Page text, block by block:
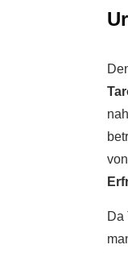
Da